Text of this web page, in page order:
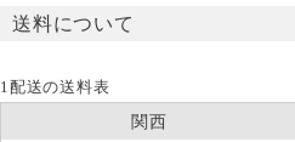
送料について
1配送の送料表
関西